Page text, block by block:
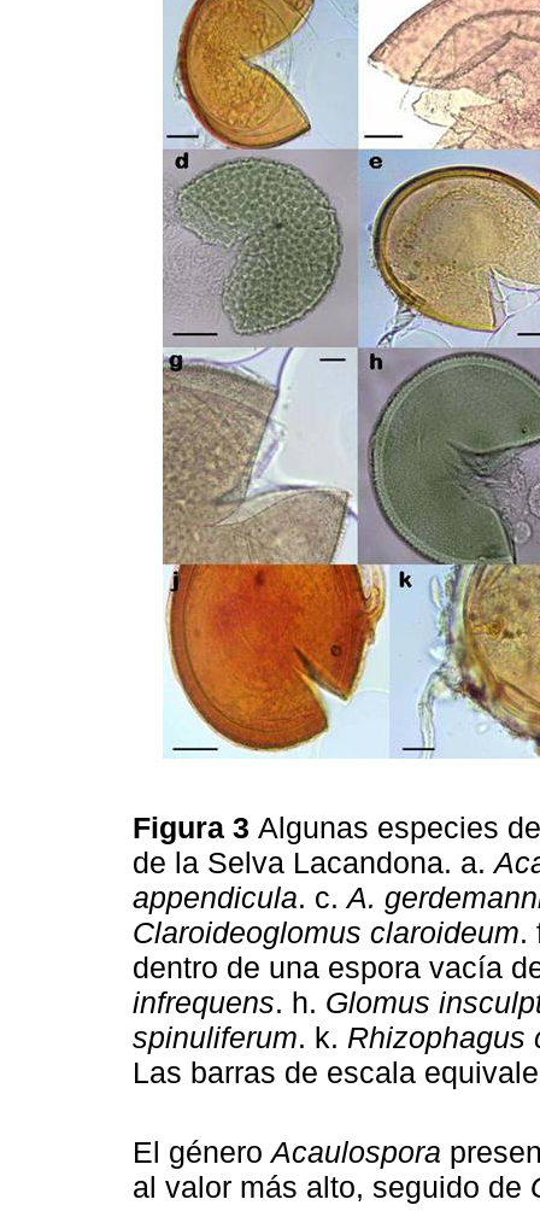
Figura 3 Algunas especies
de la Selva Lacandona. a.
appendicula. c.A.
Claroideoglomus claroideum.
dentro de una espora vacía
infrequens. h. Glomus
spinuliferum. k. Rhizophagus
Las barras de escala
El género Acaulospora
al valor más alto, seguido de